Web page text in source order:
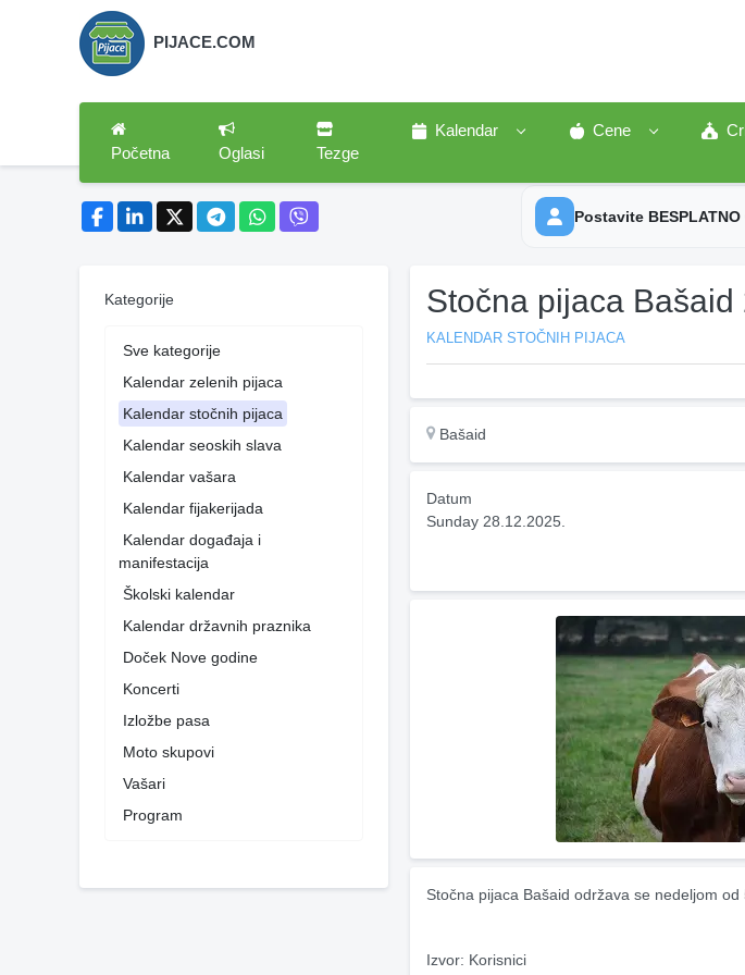
PIJACE.COM
Početna Oglasi Tezge
Kalendar Cene
Postavite
Kategorije
Sve kategorije
Kalendar zelenih pijaca
Kalendar stočnih pijaca
Kalendar seoskih slava
Kalendar vašara
Kalendar fijakerijada
Kalendar događaja i
manifestacija
Školski kalendar
Kalendar državnih praznika
Doček Nove godine
Koncerti
Izložbe pasa
Moto skupovi
Vašari
Program
Stočna pijaca
KALENDAR STOČNIH PIJACA
Bašaid
Datum
Sunday 28.12.2025.
Stočna pijaca Bašaid održava se nedeljom od
Izvor: Korisnici